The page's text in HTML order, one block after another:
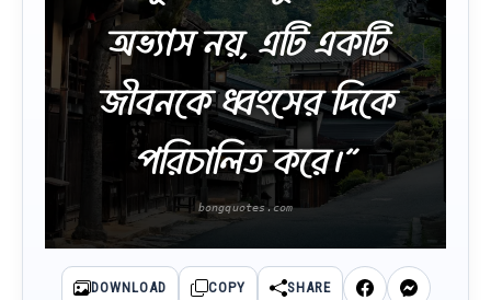
অভ্যাস নয়, এটি একটি
জীবনকে ধ্বংসের দিকে
পরিচালিত করে।”
DOWNLOAD COPY SHARE